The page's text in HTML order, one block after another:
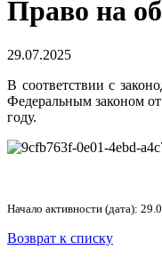
Право на
29.07.2025
В соответствии с
Федеральным законом
году.
Начало активности (дата):
Возврат к списку